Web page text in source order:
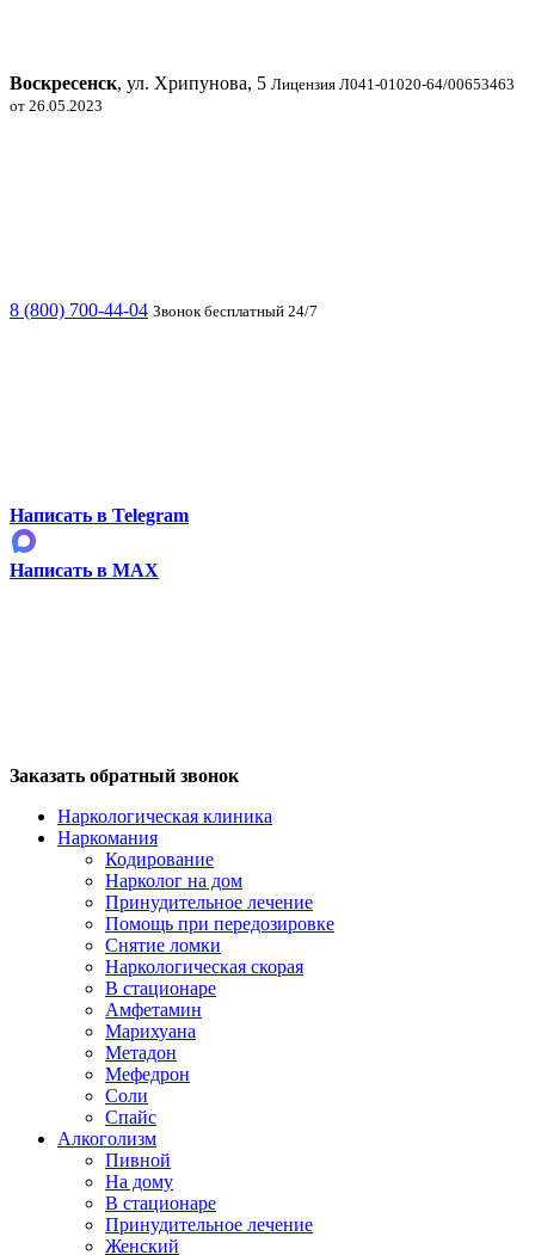
Воскресенск, ул. Хрипунова, 5 Лицензия Л041-01020-64/00653463
от 26.05.2023
8 (800) 700-44-04 Звонок бесплатный 24/7
Написать в Telegram
Написать в MAX
Заказать обратный звонок
Наркологическая клиника
Наркомания
Кодирование
Нарколог на дом
Принудительное лечение
Помощь при передозировке
Снятие ломки
Наркологическая скорая
В стационаре
Амфетамин
Марихуана
Метадон
Мефедрон
Соли
Спайс
Алкоголизм
Пивной
На дому
В стационаре
Принудительное лечение
Женский